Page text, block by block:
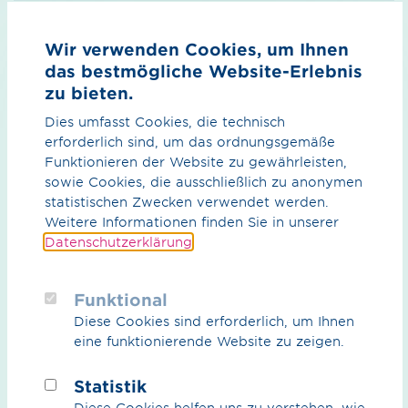
Nachricht*
Mit Setzen des Häkchens im nebenstehenden
Wir verwenden Cookies, um Ihnen
das bestmögliche Website-Erlebnis
zu bieten.
Dies umfasst Cookies, die technisch
erforderlich sind, um das ordnungsgemäße
Funktionieren der Website zu gewährleisten,
sowie Cookies, die ausschließlich zu anonymen
statistischen Zwecken verwendet werden.
Weitere Informationen finden Sie in unserer
Datenschutzerklärung
Funktional
Diese Cookies sind erforderlich, um Ihnen
eine funktionierende Website zu zeigen.
Statistik